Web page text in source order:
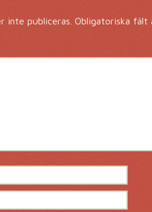
inte publiceras. Obligatoriska fält